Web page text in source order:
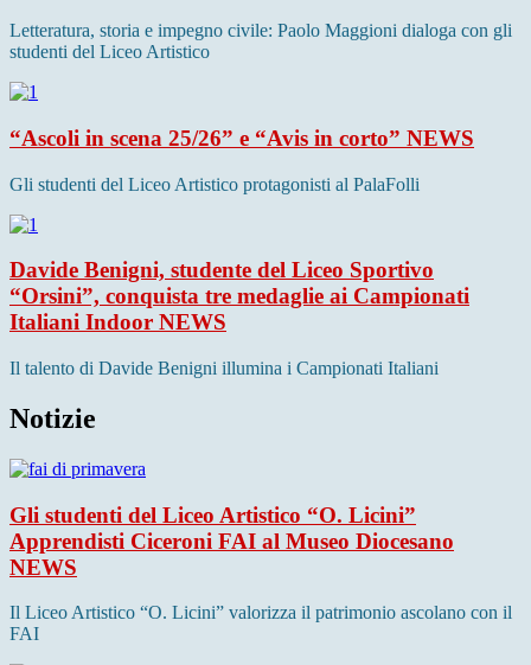
Letteratura, storia e impegno civile: Paolo Maggioni dialoga con gli
studenti del Liceo Artistico
“Ascoli in scena 25/26” e “Avis in corto” NEWS
Gli studenti del Liceo Artistico protagonisti al PalaFolli
Davide Benigni, studente del Liceo Sportivo
“Orsini”, conquista tre medaglie ai Campionati
Italiani Indoor NEWS
Il talento di Davide Benigni illumina i Campionati Italiani
Notizie
Gli studenti del Liceo Artistico “O. Licini”
Apprendisti Ciceroni FAI al Museo Diocesano
NEWS
Il Liceo Artistico “O. Licini” valorizza il patrimonio ascolano con il
FAI